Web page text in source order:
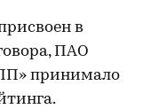
в
ПАО
принимало